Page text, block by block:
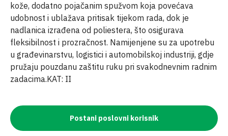
kože, dodatno pojačanim spužvom koja povećava
udobnost i ublažava pritisak tijekom rada, dok je
nadlanica izrađena od poliestera, što osigurava
fleksibilnost i prozračnost. Namijenjene su za upotrebu
u građevinarstvu, logistici i automobilskoj industriji, gdje
pružaju pouzdanu zaštitu ruku pri svakodnevnim radnim
zadacima.KAT: II
Postani poslovni korisnik